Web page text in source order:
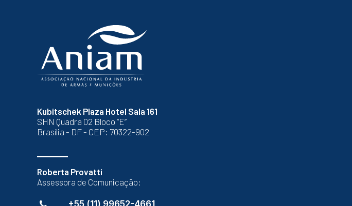
Kubitschek Plaza Hotel Sala 161
SHN Quadra 02 Bloco “E”
Brasília - DF - CEP: 70322-902
Roberta Provatti
Assessora de Comunicação:
+55 (11) 99652-4661